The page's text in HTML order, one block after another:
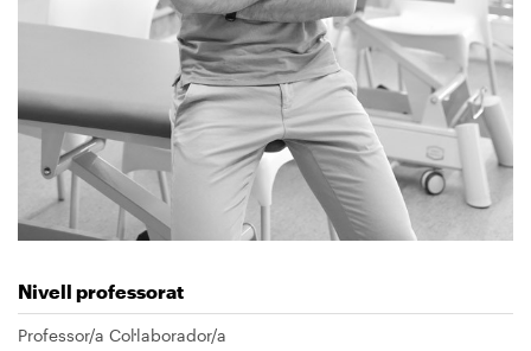
Nivell professorat
Professor/a Col·laborador/a